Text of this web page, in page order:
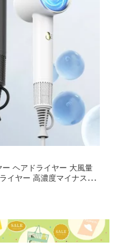
ヘアドライヤー 大風量
イヤー 高濃度マイナスイ
ち運び便利 過熱保護 ノズ
出張用/旅行用